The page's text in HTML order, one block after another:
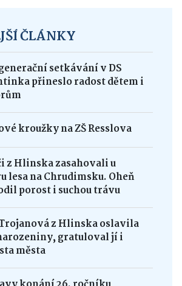
ČLÁNKY
setkávání v DS
přineslo radost dětem i
kroužky na ZŠ Resslova
z Hlinska zasahovali u
lesa na Chrudimsku. Oheň
porost i suchou trávu
z Hlinska oslavila
gratuloval jí i